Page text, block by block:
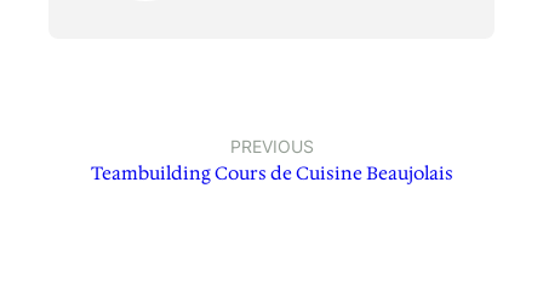
PREVIOUS
Teambuilding Cours de Cuisine Beaujolais